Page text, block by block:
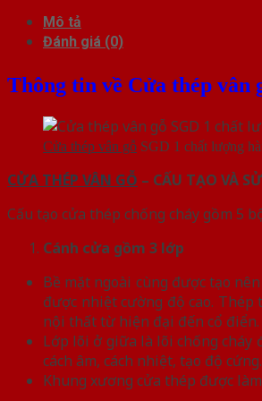
Mô tả
Đánh giá (0)
Thông tin về Cửa thép vân
Cửa thép vân gỗ SGD 1 chất lượng
CỬA THÉP VÂN GỖ – CẤU TẠO VÀ
Cấu tạo cửa thép chống cháy gồm 5
Cánh cửa gồm 3 lớp
Bề mặt ngoài cùng được tạo
được nhiệt cường độ cao. Thép
nội thất từ hiện đại đến cổ điển.
Lớp lõi ở giữa là lõi chống cháy
cách âm, cách nhiệt, tạo độ
Khung xương cửa thép được